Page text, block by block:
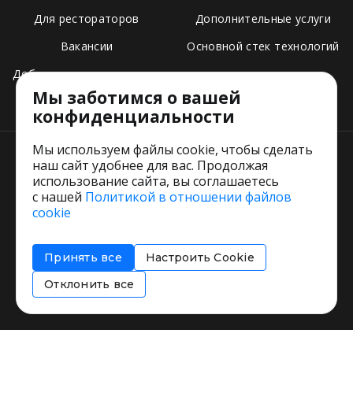
Для рестораторов
Вакансии
Добавить свое заведение
Тарифы
Дополнительные услуги
Основной стек технологий
Пользовательское соглашение
Соглашение об информировании
Политика использования cookies
Мы заботимся о вашей
конфиденциальности
Мы используем файлы cookie, чтобы сделать
наш сайт удобнее для вас. Продолжая
использование сайта, вы соглашаетесь
с нашей Политикой в отношении файлов
cookie
Принять все
Настроить Cookie
Отклонить все